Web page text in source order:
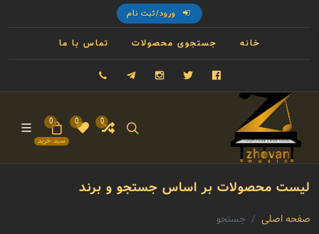
ورود/ثبت نام
خانه جستجوی محصولات تماس با ما
فیسبوک توییتر اینستاگرام تلگرام
0
0
سبد خرید
0
لیست محصولات بر اساس جستجو و برند
صفحه اصلی جستجو